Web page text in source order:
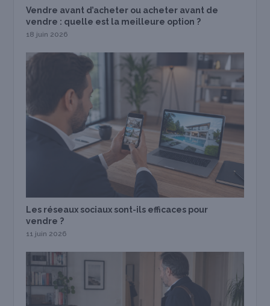
Vendre avant d’acheter ou acheter avant de
vendre : quelle est la meilleure option ?
18 juin 2026
Les réseaux sociaux sont-ils efficaces pour
vendre ?
11 juin 2026